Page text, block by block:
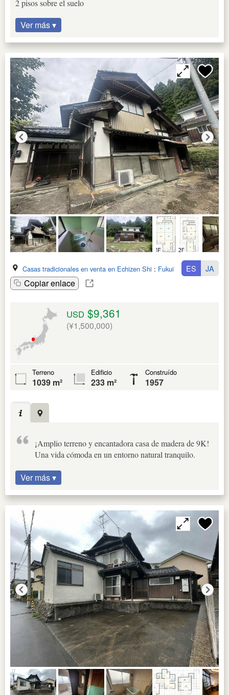
2 pisos sobre el suelo
Ver más ▾
Casas tradicionales en venta en Echizen Shi : Fukui Ken
Copiar enlace
ES JA
USD $9,361
(¥1,500,000)
Terreno
1039 m²
Edificio
233 m²
Construído
1957
¡Amplio terreno y encantadora casa de madera de 9K!
Una vida cómoda en un entorno natural tranquilo.
Ver más ▾